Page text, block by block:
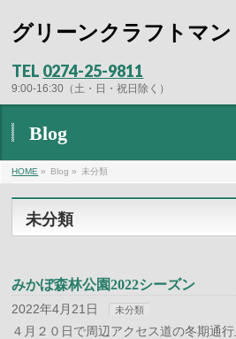
グリーンクラフトマン
TEL 0274-25-9811
9:00-16:30（土・日・祝日除く）
Blog
HOME » Blog » 未分類
未分類
みかぼ森林公園2022シーズン
2022年4月21日 未分類
４月２０日で周辺アクセス道の冬期通